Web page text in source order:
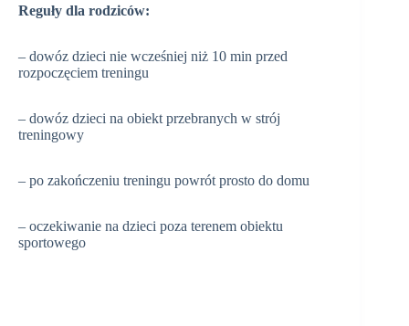
Reguły dla rodziców:
– dowóz dzieci nie wcześniej niż 10 min przed
rozpoczęciem treningu
– dowóz dzieci na obiekt przebranych w strój
treningowy
– po zakończeniu treningu powrót prosto do domu
– oczekiwanie na dzieci poza terenem obiektu
sportowego